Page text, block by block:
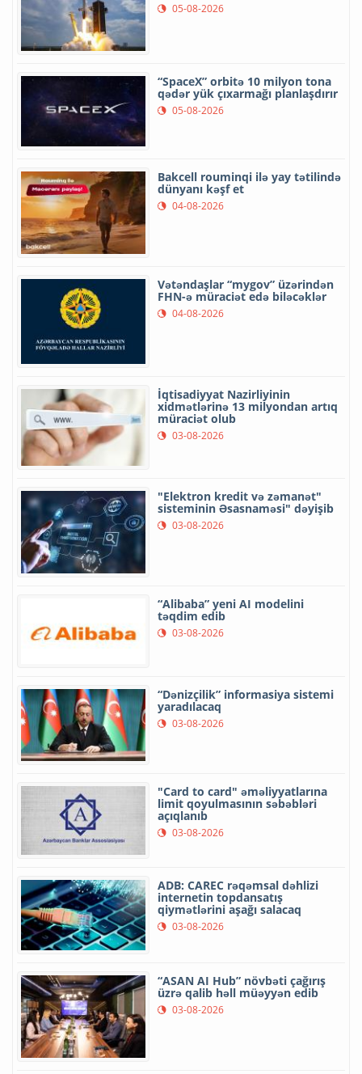
05-08-2026
“SpaceX” orbitə 10 milyon tona
qədər yük çıxarmağı planlaşdırır
05-08-2026
Bakcell rouminqi ilə yay tətilində
dünyanı kəşf et
04-08-2026
Vətəndaşlar “mygov” üzərindən
FHN-ə müraciət edə biləcəklər
04-08-2026
İqtisadiyyat Nazirliyinin
xidmətlərinə 13 milyondan artıq
müraciət olub
03-08-2026
"Elektron kredit və zəmanət"
sisteminin Əsasnaməsi" dəyişib
03-08-2026
“Alibaba” yeni AI modelini
təqdim edib
03-08-2026
“Dənizçilik” informasiya sistemi
yaradılacaq
03-08-2026
"Card to card" əməliyyatlarına
limit qoyulmasının səbəbləri
açıqlanıb
03-08-2026
ADB: CAREC rəqəmsal dəhlizi
internetin topdansatış
qiymətlərini aşağı salacaq
03-08-2026
“ASAN AI Hub” növbəti çağırış
üzrə qalib həll müəyyən edib
03-08-2026